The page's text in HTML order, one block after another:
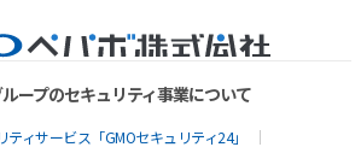
ープのセキュリティ事業について
ィサービス「GMOセキュリティ24」